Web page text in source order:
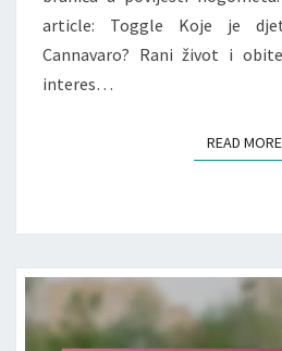
article: Toggle Koje je
Cannavaro? Rani život i
interes…
READ MORE